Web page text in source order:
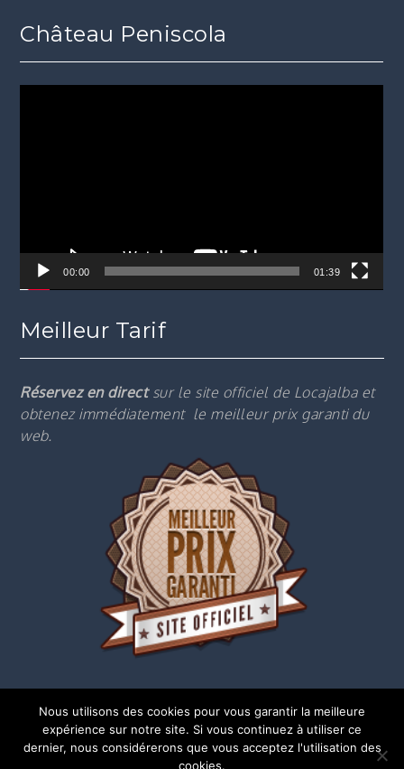
Château Peniscola
00:00 01:39
Meilleur Tarif
Réservez en directsur le site officiel de Locajalba et
obtenez immédiatement le meilleur prix garanti du
web.
Nous utilisons des cookies pour vous garantir la meilleure
expérience sur notre site. Si vous continuez à utiliser ce
dernier, nous considérerons que vous acceptez l'utilisation des
cookies.